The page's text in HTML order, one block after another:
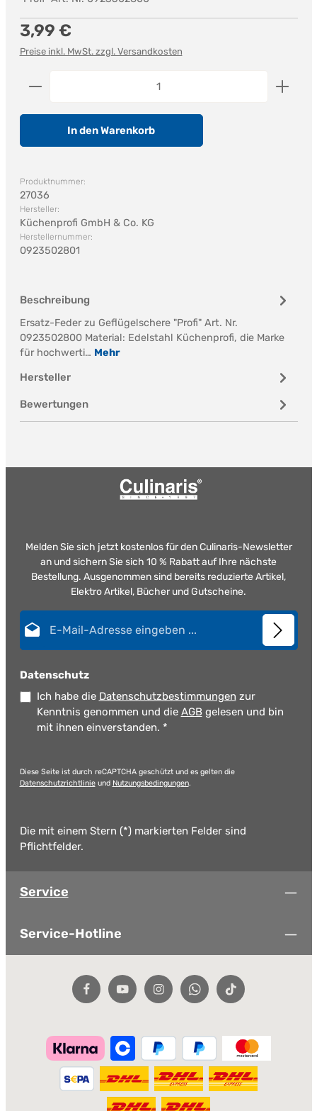
Regulärer Preis:
3,99 €
Preise inkl. MwSt. zzgl. Versandkosten
Produkt Anzahl: Gib den gewünschten Wert ein
In den Warenkorb
Produktnummer:
27036
Hersteller:
Küchenprofi GmbH & Co. KG
Herstellernummer:
0923502801
Beschreibung
Ersatz-Feder zu Geflügelschere "Profi" Art. Nr.
0923502800 Material: Edelstahl Küchenprofi, die Marke
für hochwerti… Mehr
Hersteller
Bewertungen
Melden Sie sich jetzt kostenlos für den Culinaris-Newsletter
an und sichern Sie sich 10 % Rabatt auf Ihre nächste
Bestellung. Ausgenommen sind bereits reduzierte Artikel,
Elektro Artikel, Bücher und Gutscheine.
Datenschutz
Ich habe die Datenschutzbestimmungen zur
Kenntnis genommen und die AGB gelesen und bin
mit ihnen einverstanden. *
Diese Seite ist durch reCAPTCHA geschützt und es gelten die
Datenschutzrichtlinieund Nutzungsbedingungen.
Die mit einem Stern (*) markierten Felder sind
Pflichtfelder.
Service
Service-Hotline